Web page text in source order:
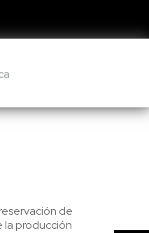
de
la producción